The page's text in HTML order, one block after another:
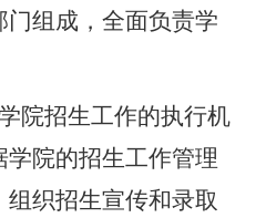
组成，全面负责学
院招生工作的执行机
院的招生工作管理
织招生宣传和录取